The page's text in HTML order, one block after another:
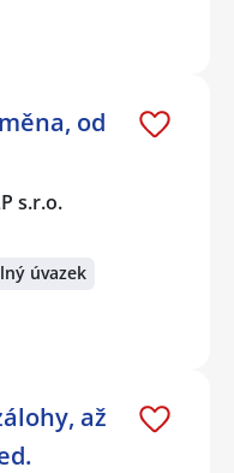
od
s.r.o.
úvazek
až